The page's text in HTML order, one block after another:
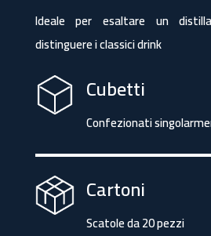
Ideale per esaltare un
distinguere i classici drink
Cubetti
Confezionati
Cartoni
Scatole da 20 pezzi